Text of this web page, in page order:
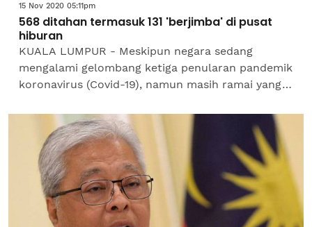
15 Nov 2020 05:11pm
568 ditahan termasuk 131 'berjimba' di pusat
hiburan
KUALA LUMPUR - Meskipun negara sedang
mengalami gelombang ketiga penularan pandemik
koronavirus (Covid-19), namun masih ramai yang
dengan seramai 131...